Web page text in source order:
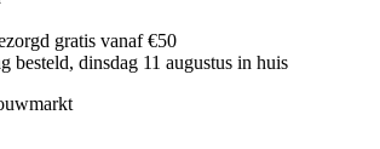
gratis vanaf €50
besteld, dinsdag 11 augustus in huis